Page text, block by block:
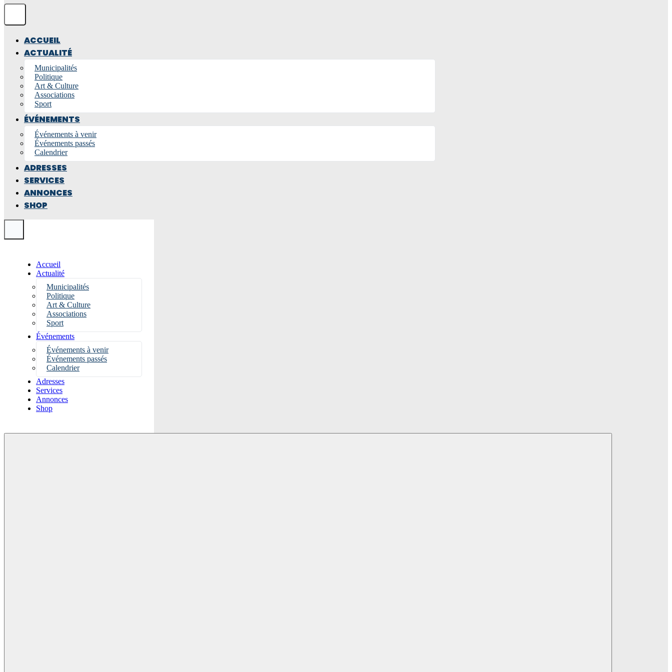
ACCUEIL
ACTUALITÉ
Municipalités
Politique
Art & Culture
Associations
Sport
ÉVÉNEMENTS
Événements à venir
Événements passés
Calendrier
ADRESSES
SERVICES
ANNONCES
SHOP
Accueil
Actualité
Municipalités
Politique
Art & Culture
Associations
Sport
Événements
Événements à venir
Événements passés
Calendrier
Adresses
Services
Annonces
Shop